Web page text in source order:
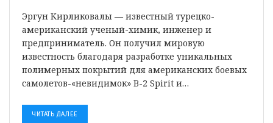
Эргун Кирликовалы — известный турецко-
американский ученый-химик, инженер и
предприниматель. Он получил мировую
известность благодаря разработке уникальных
полимерных покрытий для американских боевых
самолетов-«невидимок» B-2 Spirit и…
ЧИТАТЬ ДАЛЕЕ